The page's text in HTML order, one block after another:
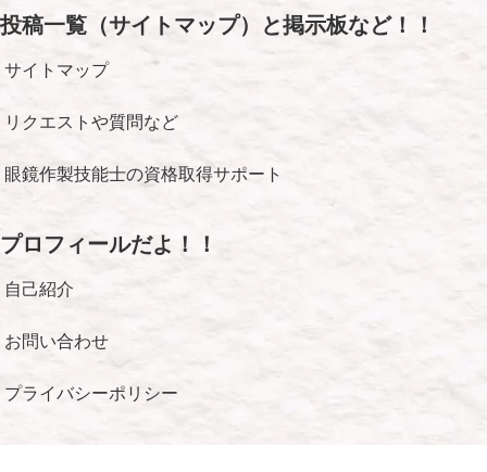
投稿一覧（サイトマップ）と掲示板など！！
サイトマップ
リクエストや質問など
眼鏡作製技能士の資格取得サポート
プロフィールだよ！！
自己紹介
お問い合わせ
プライバシーポリシー